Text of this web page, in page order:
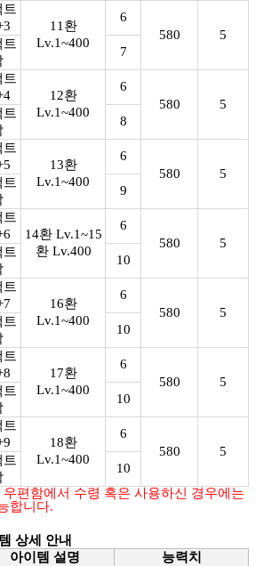
트
11환
Lv.1~400
6
580
5
트
7
트
12환
Lv.1~400
6
580
5
트
8
트
13환
Lv.1~400
6
580
5
트
9
트
14환 Lv.1~15
환 Lv.400
6
580
5
트
10
트
16환
Lv.1~400
6
580
5
트
10
트
17환
Lv.1~400
6
580
5
트
10
트
18환
Lv.1~400
6
580
5
트
10
편함에서 수령 혹은 사용하신 경우에는
합니다.
상세 안내
아이템 설명
능력치